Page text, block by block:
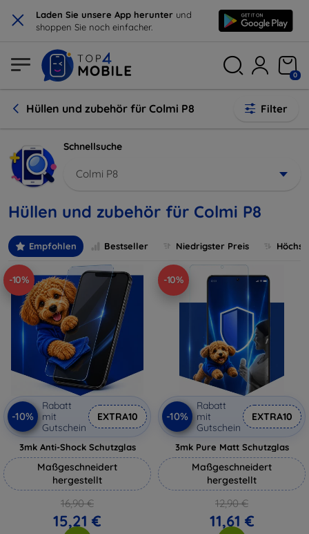
× Laden Sie unsere App herunter und
shoppen Sie noch einfacher.
0
Hüllen und zubehör für Colmi P8 Filter
Schnellsuche
Colmi P8
Hüllen und zubehör für Colmi P8
Empfohlen Bestseller Niedrigster Preis
-10%
-10%
Rabatt
mit
Gutschein
EXTRA10
3mk Anti-Shock Schutzglas
Maßgeschneidert
hergestellt
16,90 €
15,21 €
-10%
-10%
Rabatt
mit
Gutschein
EXTRA10
3mk Pure Matt Schutzglas
Maßgeschneidert
hergestellt
12,90 €
11,61 €